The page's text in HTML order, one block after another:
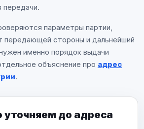
передачи.
параметры партии,
передающей стороны и дальнейший
именно порядок выдачи
объяснение про адрес
.
уточняем до адреса